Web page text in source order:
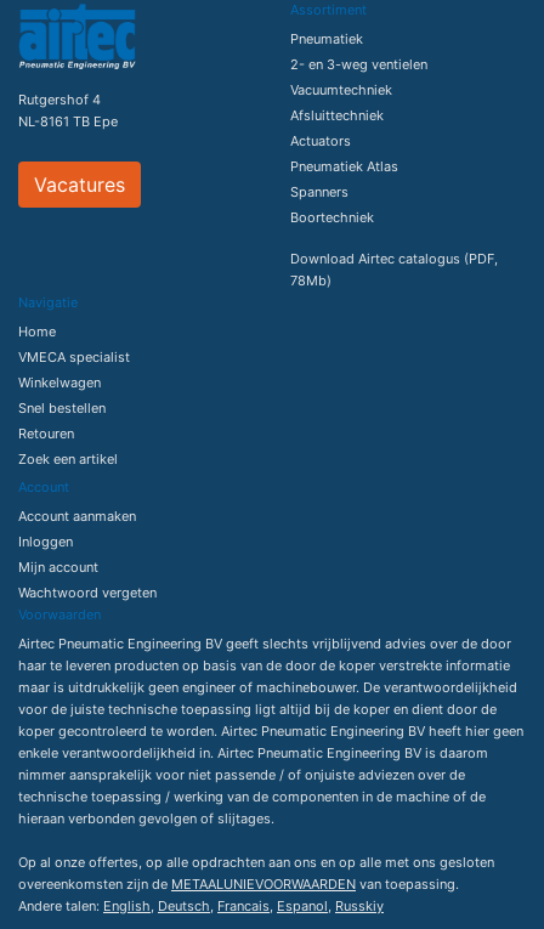
Rutgershof 4
NL-8161 TB Epe
Vacatures
Assortiment
Pneumatiek
2- en 3-weg ventielen
Vacuumtechniek
Afsluittechniek
Actuators
Pneumatiek Atlas
Spanners
Boortechniek
Download Airtec catalogus (PDF,
78Mb)
Navigatie
Home
VMECA specialist
Winkelwagen
Snel bestellen
Retouren
Zoek een artikel
Account
Account aanmaken
Inloggen
Mijn account
Wachtwoord vergeten
Voorwaarden
Airtec Pneumatic Engineering BV geeft slechts vrijblijvend advies over de door
haar te leveren producten op basis van de door de koper verstrekte informatie
maar is uitdrukkelijk geen engineer of machinebouwer. De verantwoordelijkheid
voor de juiste technische toepassing ligt altijd bij de koper en dient door de
koper gecontroleerd te worden. Airtec Pneumatic Engineering BV heeft hier geen
enkele verantwoordelijkheid in. Airtec Pneumatic Engineering BV is daarom
nimmer aansprakelijk voor niet passende / of onjuiste adviezen over de
technische toepassing / werking van de componenten in de machine of de
hieraan verbonden gevolgen of slijtages.
Op al onze offertes, op alle opdrachten aan ons en op alle met ons gesloten
overeenkomsten zijn de METAALUNIEVOORWAARDEN van toepassing.
Andere talen: English, Deutsch, Francais, Espanol, Russkiy